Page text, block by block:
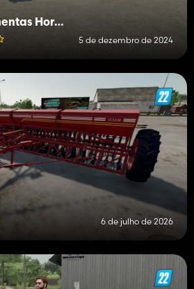
Pacote de ferramentas Horsch
5 de dezembro de 2024
6 de julho de 2026